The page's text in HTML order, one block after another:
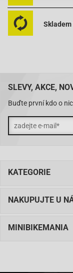
Skladem
SLEVY, AKCE,
Buďte první kdo o
KATEGORIE
NAKUPUJTE U
MINIBIKEMANIA